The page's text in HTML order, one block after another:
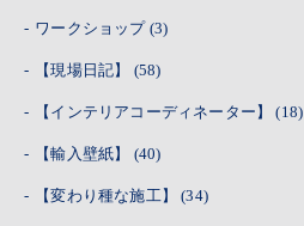
ワークショップ (3)
【現場日記】 (58)
【インテリアコーディネーター】(18)
【輸入壁紙】 (40)
【変わり種な施工】(34)